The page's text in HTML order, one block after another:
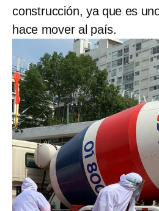
construcción, ya que es
hace mover al país.